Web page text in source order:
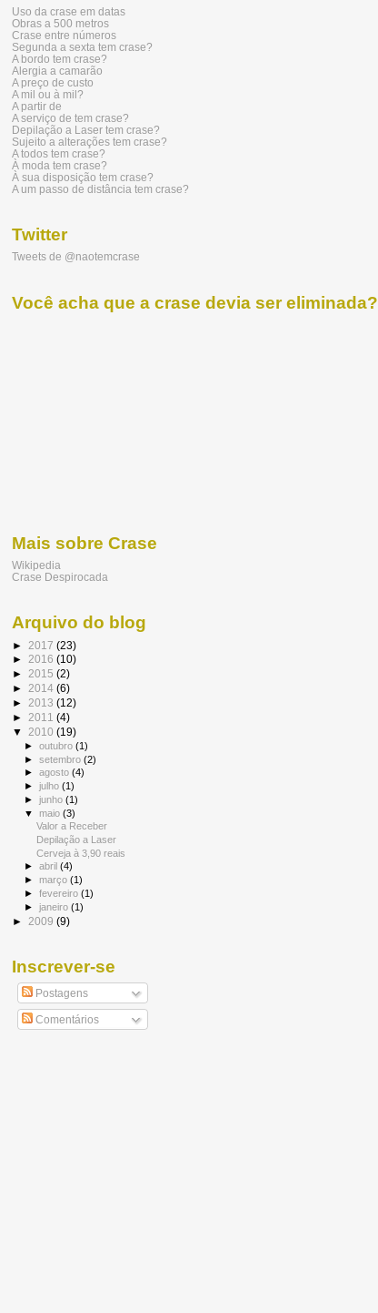
Uso da crase em datas
Obras a 500 metros
Crase entre números
Segunda a sexta tem crase?
A bordo tem crase?
Alergia a camarão
A preço de custo
A mil ou à mil?
A partir de
A serviço de tem crase?
Depilação a Laser tem crase?
Sujeito a alterações tem crase?
A todos tem crase?
À moda tem crase?
À sua disposição tem crase?
A um passo de distância tem crase?
Twitter
Tweets de @naotemcrase
Você acha que a crase devia ser eliminada?
Mais sobre Crase
Wikipedia
Crase Despirocada
Arquivo do blog
► 2017 (23)
► 2016 (10)
► 2015 (2)
► 2014 (6)
► 2013 (12)
► 2011 (4)
▼ 2010 (19)
►outubro(1)
►setembro(2)
►agosto(4)
►julho(1)
►junho(1)
▼ maio(3)
Valor a Receber
Depilação a Laser
Cerveja à 3,90 reais
►abril(4)
► março(1)
►fevereiro(1)
►janeiro(1)
► 2009 (9)
Inscrever-se
Postagens
Comentários